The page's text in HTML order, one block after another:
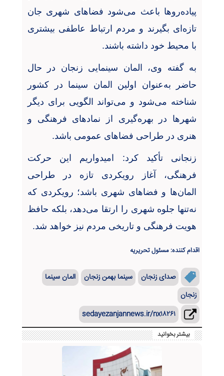
پیاده‌روها باعث می‌شود فضاهای شهری جان
تازه‌ای بگیرند و مردم ارتباط عاطفی بیشتری
با محیط خود داشته باشند.
به گفته وی، المان سینمایی زنجان در حال
حاضر به‌عنوان اولین المان سینما در کشور
شناخته می‌شود و می‌تواند الگویی برای دیگر
شهرها در بهره‌گیری از نمادهای فرهنگی و
هنری در طراحی فضاهای عمومی باشد.
زنجانی تأکید کرد: امیدواریم این حرکت
فرهنگی، آغاز رویکردی تازه در طراحی
المان‌ها و فضاهای شهری باشد؛ رویکردی که
نه‌تنها جلوه شهری را ارتقا می‌دهد، بلکه حافظ
هویت فرهنگی و تاریخی مردم نیز خواهد شد.
اقدام کننده: مسئول تحریریه
صدای زنجان سینما بهمن زنجان
المان سینما
زنجان
sedayezanjannews.ir/nx۱۸۲۶۱
بیشتر بخوانید